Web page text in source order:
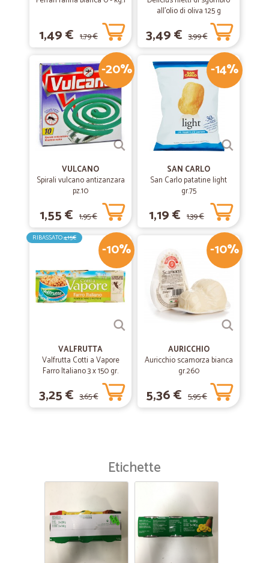
1,49 € 1,79 €
all'olio di oliva 125 g
3,49 € 3,99 €
-20%
VULCANO
Spirali vulcano antizanzara
pz.10
1,55 € 1,95 €
-14%
SAN CARLO
San Carlo patatine light
gr.75
1,19 € 1,39 €
-10%
RIBASSATO4,15€
VALFRUTTA
Valfrutta Cotti a Vapore
Farro Italiano 3 x 150 gr.
3,25 € 3,65 €
-10%
AURICCHIO
Auricchio scamorza bianca
gr.260
5,36 € 5,95 €
Etichette